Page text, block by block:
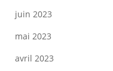
juin 2023
mai 2023
avril 2023